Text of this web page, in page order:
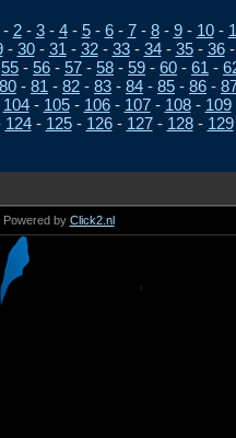
- 2- 3- 4- 5- 6- 7- 8- 9- 10-
- 30- 31 - 32- 33- 34- 35- 36
55 - 56 - 57 - 58 - 59 - 60 - 61 -
80 - 81 - 82 - 83 - 84 - 85 - 86 -
104- 105- 106- 107- 108- 109
124- 125- 126- 127- 128- 129
by Click2.nl